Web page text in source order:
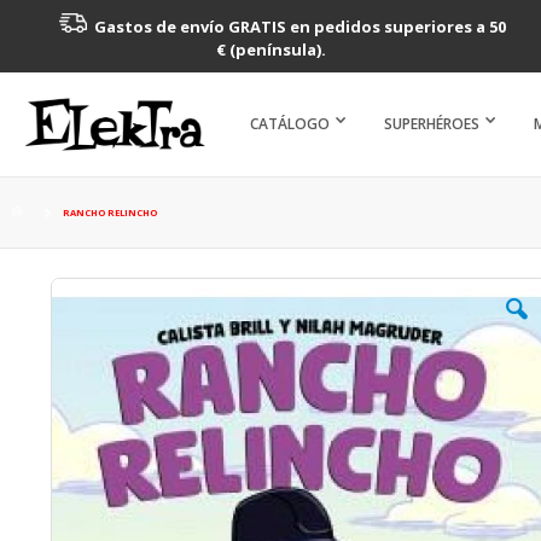
Gastos de envío GRATIS en pedidos superiores a 50
€ (península).
CATÁLOGO SUPERHÉROES
RANCHO RELINCHO
Saltar
galería
de
imágenes